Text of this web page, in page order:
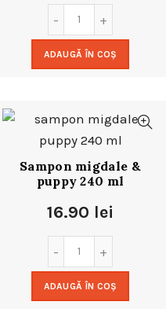
ADAUGĂ ÎN COȘ
Sampon migdale &
puppy 240 ml
16.90 lei
ADAUGĂ ÎN COȘ